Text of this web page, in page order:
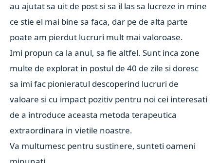
au ajutat sa uit de post si sa il las sa lucreze in mine
ce stie el mai bine sa faca, dar pe de alta parte
poate am pierdut lucruri mult mai valoroase.
Imi propun ca la anul, sa fie altfel. Sunt inca zone
multe de explorat in postul de 40 de zile si doresc
sa imi fac pionieratul descoperind lucruri de
valoare si cu impact pozitiv pentru noi cei interesati
de a introduce aceasta metoda terapeutica
extraordinara in vietile noastre.
Va multumesc pentru sustinere, sunteti oameni